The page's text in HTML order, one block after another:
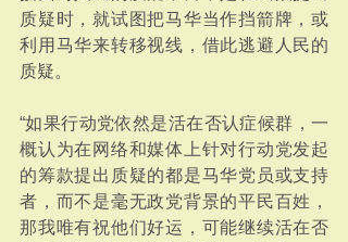
质疑时，就试图把马华当作挡箭牌，或
利用马华来转移视线，借此逃避人民的
质疑。
“如果行动党依然是活在否认症候群，一
概认为在网络和媒体上针对行动党发起
的筹款提出质疑的都是马华党员或支持
者，而不是毫无政党背景的平民百姓，
那我唯有祝他们好运，可能继续活在否